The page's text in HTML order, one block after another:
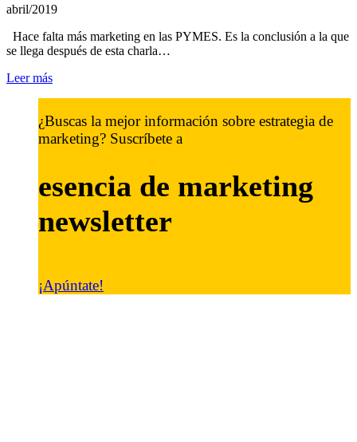
abril/2019
Hace falta más marketing en las PYMES. Es la conclusión a la que
se llega después de esta charla…
Leer más
¿Buscas la mejor información sobre estrategia de
marketing? Suscríbete a
esencia de marketing
newsletter
¡Apúntate!